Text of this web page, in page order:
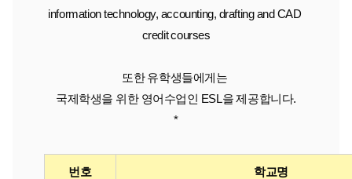
information technology, accounting, drafting and CAD
credit courses
또한 유학생들에게는
국제학생을 위한 영어수업인 ESL을 제공합니다.
*
번호 학교명